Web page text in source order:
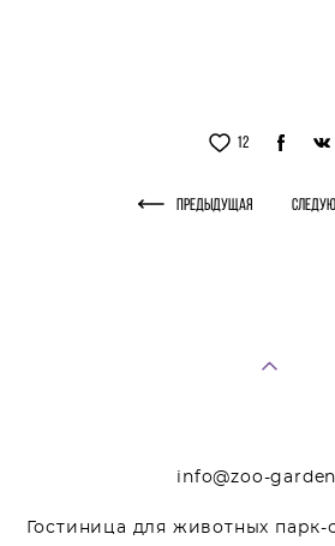
12
Предыдущая
info@zoo-
Гостиница для животных парк-